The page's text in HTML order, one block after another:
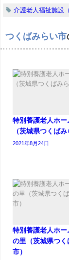
介護老人福祉施設
つくばみらい市
特別養護老人ホー
（茨城県つくばみ
2021年8月24日
特別養護老人ホ
の里（茨城県つく
市）